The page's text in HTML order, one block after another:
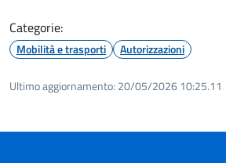
Categorie:
Mobilità e trasporti Autorizzazioni
Ultimo aggiornamento: 20/05/2026 10:25.11